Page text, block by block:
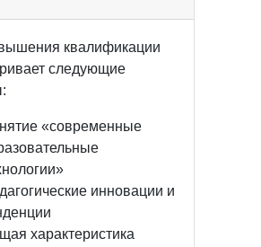
квалификации
следующие
«современные
инновации и
характеристика